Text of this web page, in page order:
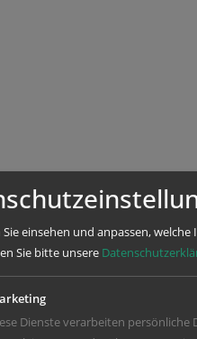
einsehen und anpassen,
Sie bitte unsere
Dienste verarbeiten